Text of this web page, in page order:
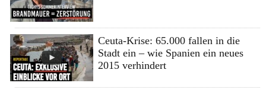
Ceuta-Krise: 65.000 fallen in die
Stadt ein – wie Spanien ein neues
2015 verhindert